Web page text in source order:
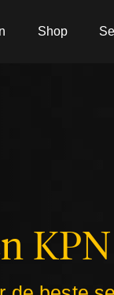
Shop
KPN